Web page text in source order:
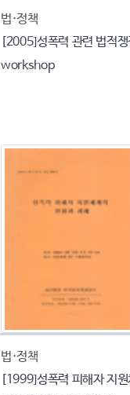
법·정책
[2005]성폭력 관련 법적쟁
workshop
법·정책
[1999]성폭력 피해자 지원